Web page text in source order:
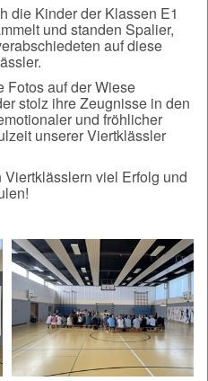
die Kinder der Klassen E1
und standen Spalier,
auf diese
Fotos auf der Wiese
stolz ihre Zeugnisse in den
und fröhlicher
unserer Viertklässler
viel Erfolg und